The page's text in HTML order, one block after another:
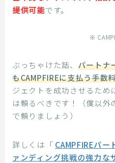
提供可能です。
※
ぶっちゃけた話、 パートナ
もCAMPFIREに支払う手数
ジェクトを成功させるため
は頼るべきです！（僕以外
で頼りましょう）
詳しくは「 CAMPFIREパ
ァンディング挑戦の強力な